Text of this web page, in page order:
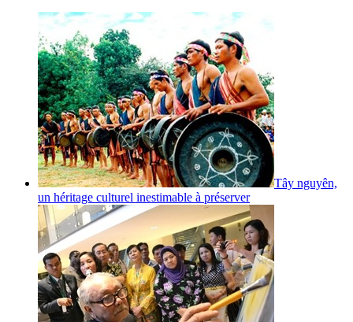
Tây nguyên,
un héritage culturel inestimable à préserver